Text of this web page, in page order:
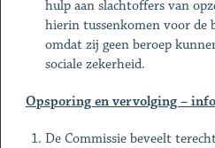
hulp aan slachtoffers van
hierin tussenkomen voor de
omdat zij geen beroep
sociale zekerheid.
Opsporing en vervolging –
De Commissie beveelt